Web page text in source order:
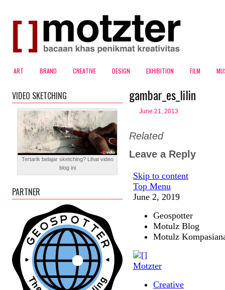
ART BRAND CREATIVE DESIGN EXHIBITION FILM
gambar_es_lilin
June 21, 2013
Related
Leave a Reply
VIDEO SKETCHING
Tertarik belajar sketching? Lihat video
blog ini
PARTNER